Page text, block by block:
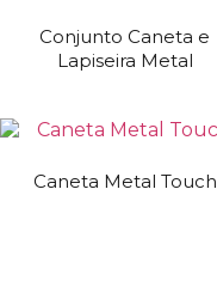
Conjunto Caneta e
Lapiseira Metal
Caneta Metal Touch